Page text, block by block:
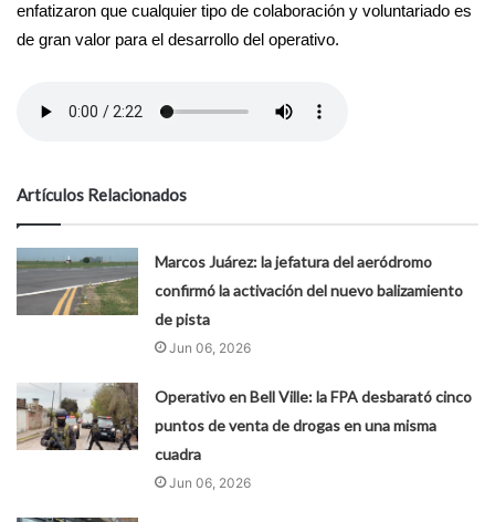
enfatizaron que cualquier tipo de colaboración y voluntariado es
de gran valor para el desarrollo del operativo.
Artículos Relacionados
Marcos Juárez: la jefatura del aeródromo
confirmó la activación del nuevo balizamiento
de pista
Jun 06, 2026
Operativo en Bell Ville: la FPA desbarató cinco
puntos de venta de drogas en una misma
cuadra
Jun 06, 2026